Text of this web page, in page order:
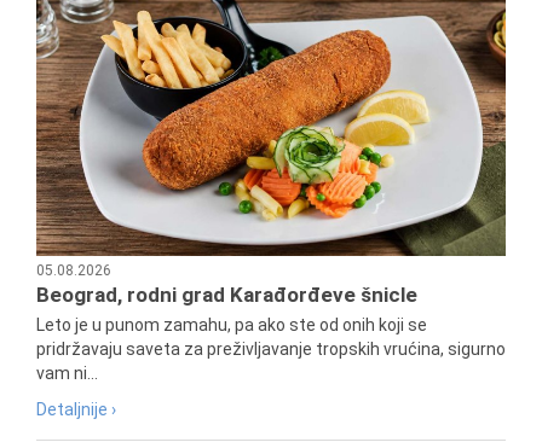
05.08.2026
Beograd, rodni grad Karađorđeve šnicle
Leto je u punom zamahu, pa ako ste od onih koji se
pridržavaju saveta za preživljavanje tropskih vrućina, sigurno
vam ni...
Detaljnije ›